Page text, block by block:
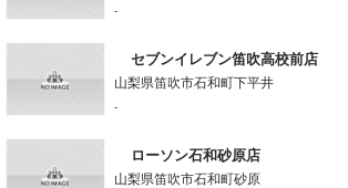
-
セブンイレブン笛吹高校前店
山梨県笛吹市石和町下平井
-
ローソン石和砂原店
山梨県笛吹市石和町砂原